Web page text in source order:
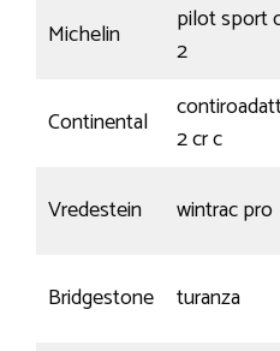
Michelin
pilot sport
2
Continental
2 cr c
Vredestein wintrac pro
Bridgestone turanza